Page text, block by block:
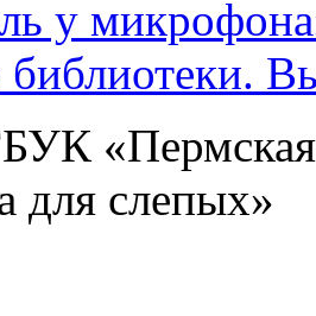
у
«Пермская
для слепых»